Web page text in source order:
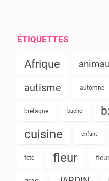
ÉTIQUETTES
Afrique
autisme automne
bretagne buche
cuisine enfant
fete fleur